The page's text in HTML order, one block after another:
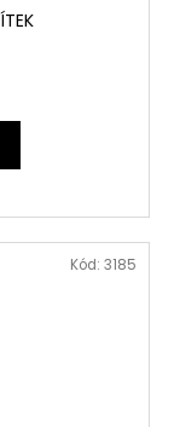
Kód: 3185